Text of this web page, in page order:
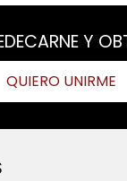
Y
QUIERO UNIRME